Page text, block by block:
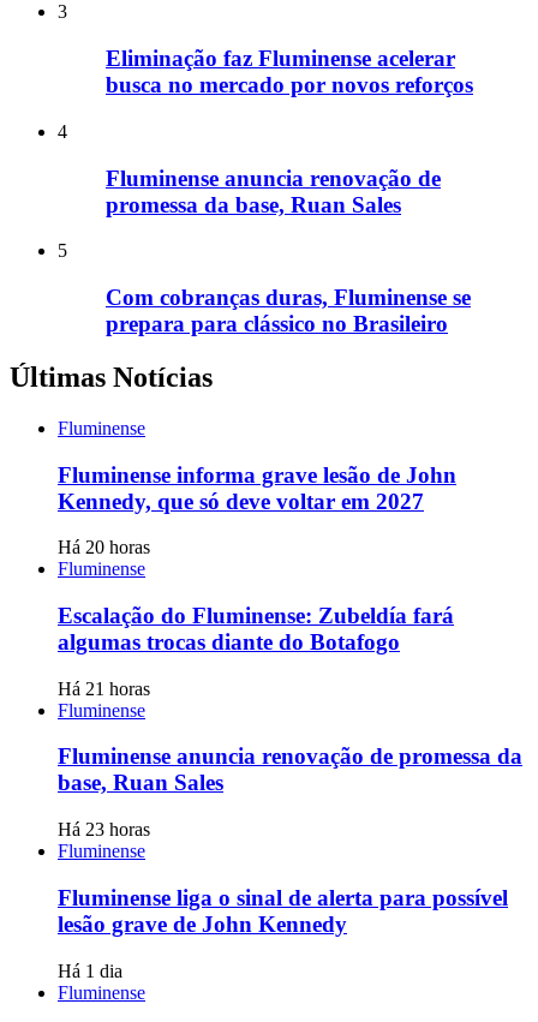
3
Eliminação faz Fluminense acelerar
busca no mercado por novos reforços
4
Fluminense anuncia renovação de
promessa da base, Ruan Sales
5
Com cobranças duras, Fluminense se
prepara para clássico no Brasileiro
Últimas Notícias
Fluminense
Fluminense informa grave lesão de John
Kennedy, que só deve voltar em 2027
Há 20 horas
Fluminense
Escalação do Fluminense: Zubeldía fará
algumas trocas diante do Botafogo
Há 21 horas
Fluminense
Fluminense anuncia renovação de promessa da
base, Ruan Sales
Há 23 horas
Fluminense
Fluminense liga o sinal de alerta para possível
lesão grave de John Kennedy
Há 1 dia
Fluminense